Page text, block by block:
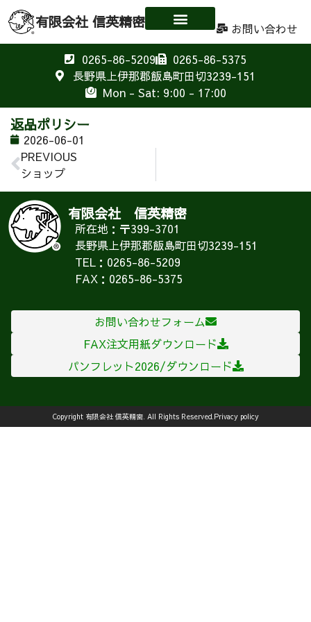
有限会社 信英精密
お問い合わせ
0265-86-5209
0265-86-5375
長野県上伊那郡飯島町田切3239-151
Mon - Sat: 9:00 - 17:00
返品ポリシー
2026-06-01
PREVIOUS
ショップ
有限会社 信英精密
所在地：〒399-3701
長野県上伊那郡飯島町田切3239-151
TEL：0265-86-5209
FAX：0265-86-5375
お問い合わせフォーム
FAX注文用紙ダウンロード
パンフレット2026/ダウンロード
Copyright 有限会社 信英精密. All Rights Reserved.Privacy policy